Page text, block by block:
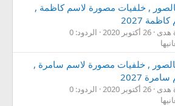
, خلفيات مصورة لاسم كاظمة ,
2027
هدى 26 أكتوبر 2020
الردود: 0
, خلفيات مصورة لاسم سامرة ,
2027
هدى 26 أكتوبر 2020
الردود: 0